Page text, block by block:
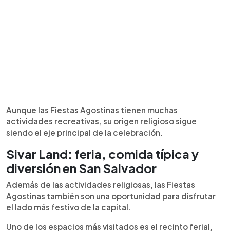
Aunque las Fiestas Agostinas tienen muchas
actividades recreativas, su origen religioso sigue
siendo el eje principal de la celebración.
Sivar Land: feria, comida típica y
diversión en San Salvador
Además de las actividades religiosas, las Fiestas
Agostinas también son una oportunidad para disfrutar
el lado más festivo de la capital.
Uno de los espacios más visitados es el recinto ferial,